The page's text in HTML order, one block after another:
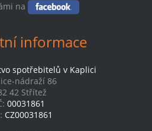
na
informace
spotřebitelů v Kaplici
nádraží 86
42 Střítež
00031861
CZ00031861